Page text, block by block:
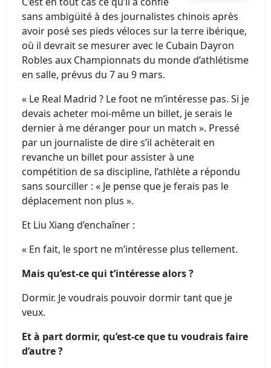
sans ambigüité à des journalistes chinois après
avoir posé ses pieds véloces sur la terre ibérique,
où il devrait se mesurer avec le Cubain Dayron
Robles aux Championnats du monde d’athlétisme
en salle, prévus du 7 au 9 mars.
« Le Real Madrid ? Le foot ne m’intéresse pas. Si je
devais acheter moi-même un billet, je serais le
dernier à me déranger pour un match ». Pressé
par un journaliste de dire s’il achèterait en
revanche un billet pour assister à une
compétition de sa discipline, l’athlète a répondu
sans sourciller : « Je pense que je ferais pas le
déplacement non plus ».
Et Liu Xiang d’enchaîner :
« En fait, le sport ne m’intéresse plus tellement.
Mais qu’est-ce qui t’intéresse alors ?
Dormir. Je voudrais pouvoir dormir tant que je
veux.
Et à part dormir, qu’est-ce que tu voudrais faire
d’autre ?